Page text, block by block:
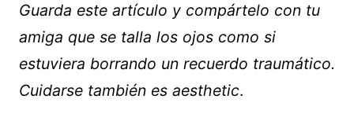
Guarda este artículo y compártelo con tu
amiga que se talla los ojos como si
estuviera borrando un recuerdo traumático.
Cuidarse también es aesthetic.